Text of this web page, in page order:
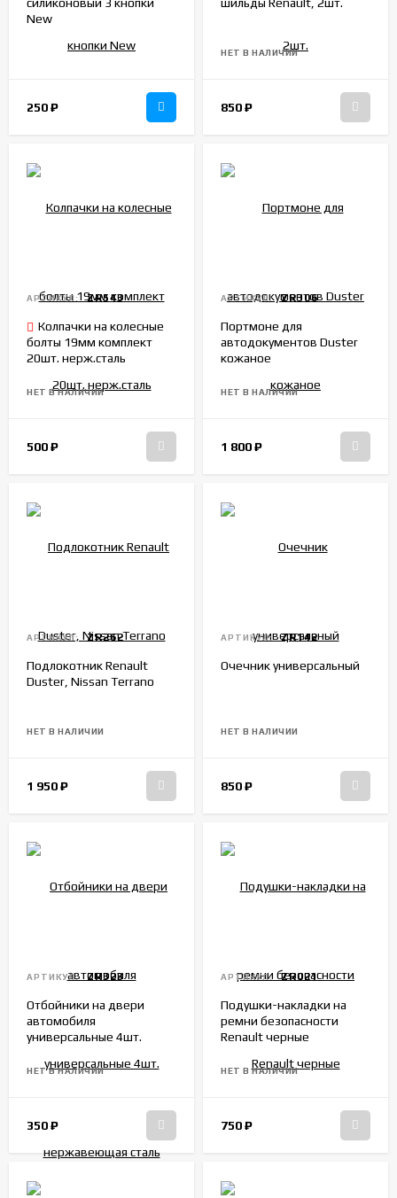
New
250₽
НЕТ В НАЛИЧИИ
850₽
АРТИКУЛ: ZR543
Колпачки на колесные
болты 19мм комплект
20шт. нерж.сталь
НЕТ В НАЛИЧИИ
500₽
АРТИКУЛ: ZR306
Портмоне для
автодокументов Duster
кожаное
НЕТ В НАЛИЧИИ
1 800₽
АРТИКУЛ: ZR262
Подлокотник Renault
Duster, Nissan Terrano
НЕТ В НАЛИЧИИ
1 950₽
АРТИКУЛ: ZR142
Очечник универсальный
НЕТ В НАЛИЧИИ
850₽
АРТИКУЛ: ZR323
Отбойники на двери
автомобиля
универсальные 4шт.
НЕТ В НАЛИЧИИ
350₽
АРТИКУЛ: ZR021
Подушки-накладки на
ремни безопасности
Renault черные
НЕТ В НАЛИЧИИ
750₽